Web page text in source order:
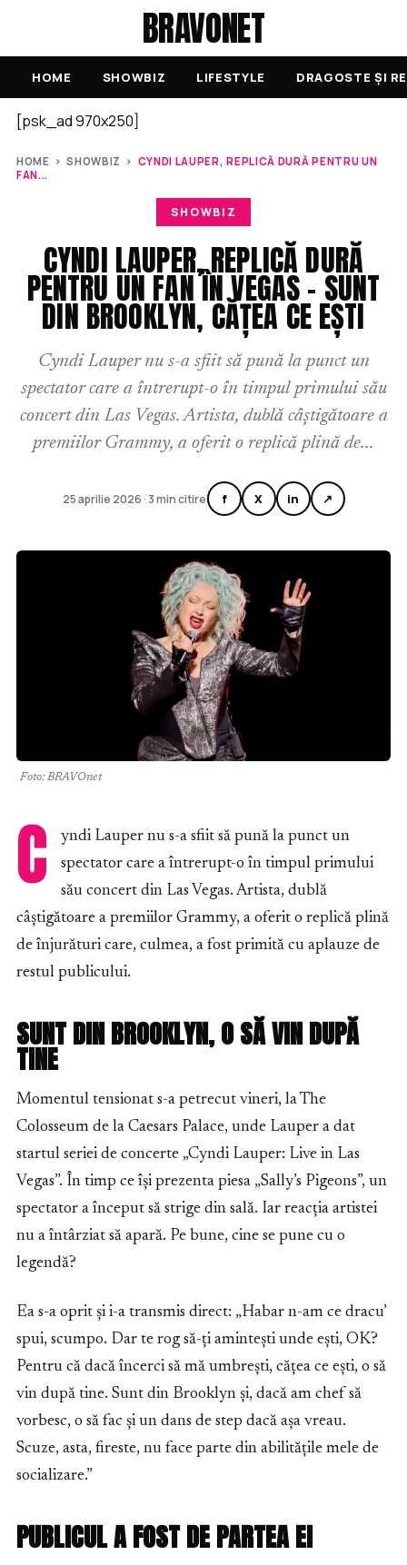
BRAVONET
HOME SHOWBIZ LIFESTYLE DRAGOSTE ȘI
[psk_ad 970x250]
HOME ›SHOWBIZ › CYNDI LAUPER, REPLICĂ DURĂ PENTRU UN
FAN...
SHOWBIZ
CYNDI LAUPER, REPLICĂ DURĂ
PENTRU UN FAN ÎN VEGAS – SUNT
DIN BROOKLYN, CĂȚEA CE EȘTI
Cyndi Lauper nu s-a sfiit să pună la punct un
spectator care a întrerupt-o în timpul primului său
concert din Las Vegas. Artista, dublă câștigătoare a
premiilor Grammy, a oferit o replică plină de...
25 aprilie 2026 · 3 min citire f X in ↗
Foto: BRAVOnet
C
yndi Lauper nu s-a sfiit să pună la punct un
spectator care a întrerupt-o în timpul primului
său concert din Las Vegas. Artista, dublă
câștigătoare a premiilor Grammy, a oferit o replică plină
de înjurături care, culmea, a fost primită cu aplauze de
restul publicului.
SUNT DIN BROOKLYN, O SĂ VIN DUPĂ
TINE
Momentul tensionat s-a petrecut vineri, la The
Colosseum de la Caesars Palace, unde Lauper a dat
startul seriei de concerte „Cyndi Lauper: Live in Las
Vegas”. În timp ce își prezenta piesa „Sally’s Pigeons”, un
spectator a început să strige din sală. Iar reacția artistei
nu a întârziat să apară. Pe bune, cine se pune cu o
legendă?
Ea s-a oprit și i-a transmis direct: „Habar n-am ce dracu’
spui, scumpo. Dar te rog să-ți amintești unde ești, OK?
Pentru că dacă încerci să mă umbrești, cățea ce ești, o să
vin după tine. Sunt din Brooklyn și, dacă am chef să
vorbesc, o să fac și un dans de step dacă așa vreau.
Scuze, asta, fireste, nu face parte din abilitățile mele de
socializare.”
PUBLICUL A FOST DE PARTEA EI